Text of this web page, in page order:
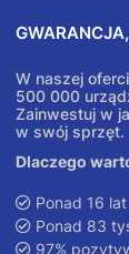
W naszej
500 000
Zainwestuj w
w swój sprzęt.
Dlaczego
Ponad 16
Ponad 83
97%